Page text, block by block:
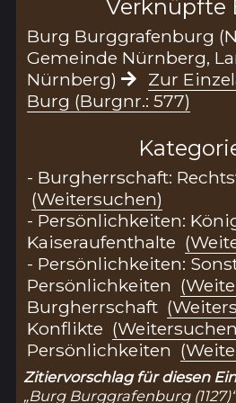
Verknüpfte
Burg Burggrafenburg
Gemeinde Nürnberg,
Nürnberg)
Zur
Burg (Burgnr.: 577)
- Burgherrschaft:
(Weitersuchen)
- Persönlichkeiten:
Kaiseraufenthalte
- Persönlichkeiten:
Persönlichkeiten
Burgherrschaft
Konflikte
Persönlichkeiten
Zitiervorschlag für diesen
„Burg Burggrafenburg